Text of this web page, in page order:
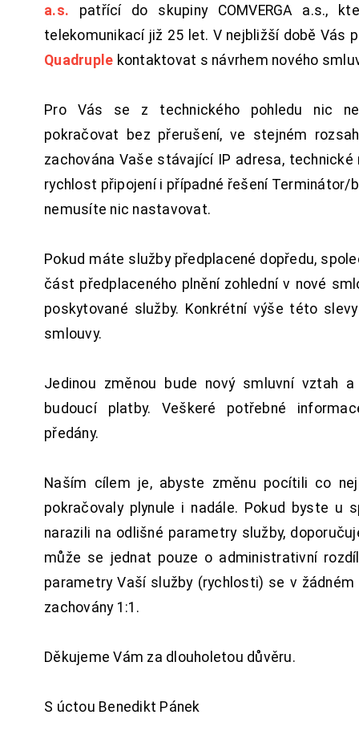
a.s. patřící do skupiny COMVERGA a.s.,
telekomunikací již 25 let. V nejbližší době Vás
Quadruple kontaktovat s návrhem nového
Pro Vás se z technického pohledu nic
pokračovat bez přerušení, ve stejném
zachována Vaše stávající IP adresa, technické
rychlost připojení i případné řešení Terminátor/
nemusíte nic nastavovat.
Pokud máte služby předplacené dopředu,
část předplaceného plnění zohlední v nové
poskytované služby. Konkrétní výše této
smlouvy.
Jedinou změnou bude nový smluvní vztah
budoucí platby. Veškeré potřebné
předány.
Naším cílem je, abyste změnu pocítili co
pokračovaly plynule i nadále. Pokud byste u
narazili na odlišné parametry služby,
může se jednat pouze o administrativní
parametry Vaší služby (rychlosti) se v
zachovány 1:1.
Děkujeme Vám za dlouholetou důvěru.
S úctou Benedikt Pánek